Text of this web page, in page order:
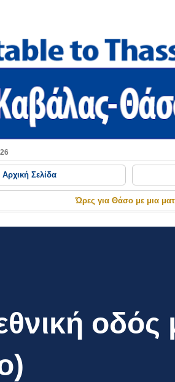
Αρχική Σελίδα
Ώρες για Θάσο με μια
οδός